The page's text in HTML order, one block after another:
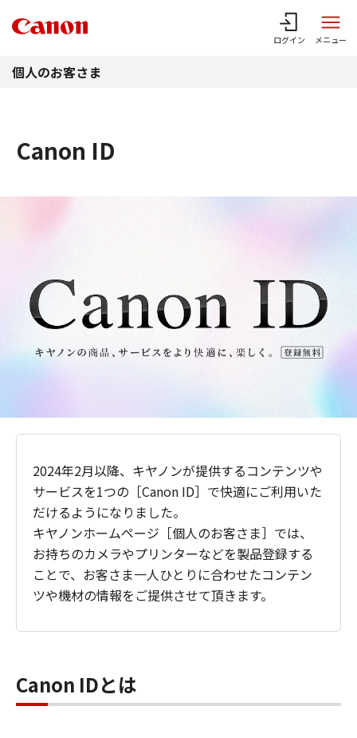
ログイン メニュー
個人のお客さま
Canon ID
2024年2月以降、キヤノンが提供するコンテンツや
サービスを1つの［Canon ID］で快適にご利用いた
だけるようになりました。
キヤノンホームページ［個人のお客さま］では、
お持ちのカメラやプリンターなどを製品登録する
ことで、お客さま一人ひとりに合わせたコンテン
ツや機材の情報をご提供させて頂きます。
Canon IDとは